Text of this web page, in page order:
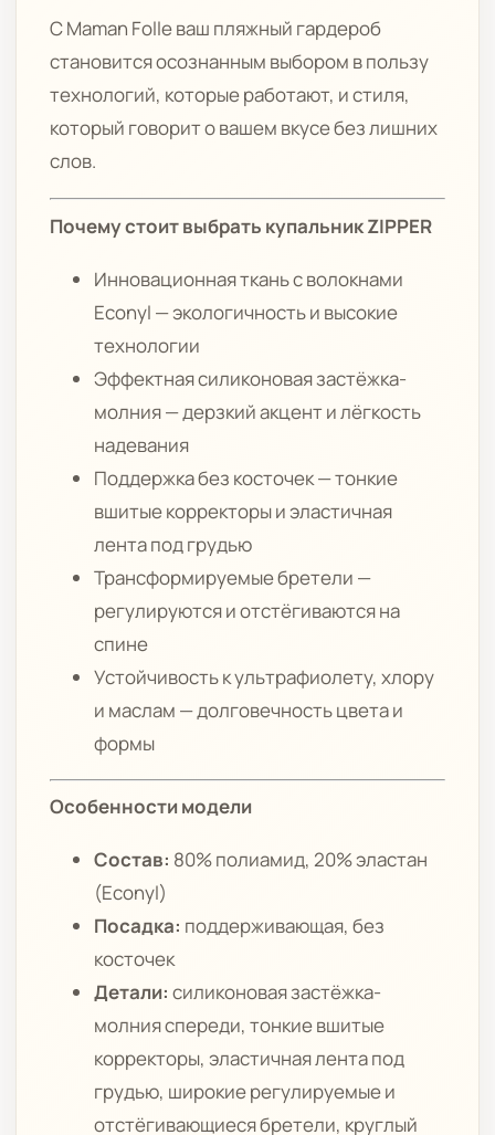
С Maman Folle ваш пляжный гардероб
становится осознанным выбором в пользу
технологий, которые работают, и стиля,
который говорит о вашем вкусе без лишних
слов.
Почему стоит выбрать купальник ZIPPER
Инновационная ткань с волокнами
Econyl — экологичность и высокие
технологии
Эффектная силиконовая застёжка-
молния — дерзкий акцент и лёгкость
надевания
Поддержка без косточек — тонкие
вшитые корректоры и эластичная
лента под грудью
Трансформируемые бретели —
регулируются и отстёгиваются на
спине
Устойчивость к ультрафиолету, хлору
и маслам — долговечность цвета и
формы
Особенности модели
Состав: 80% полиамид, 20% эластан
(Econyl)
Посадка: поддерживающая, без
косточек
Детали: силиконовая застёжка-
молния спереди, тонкие вшитые
корректоры, эластичная лента под
грудью, широкие регулируемые и
отстёгивающиеся бретели, круглый